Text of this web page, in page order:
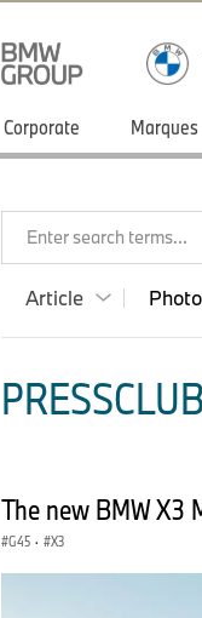
Corporate Marques
Enter search terms...
Article Photo
The new BMW X3
G45 · X3